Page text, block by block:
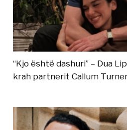
“Kjo është dashuri” – Dua
krah partnerit Callum